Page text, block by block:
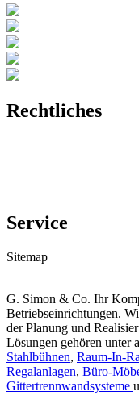
Rechtliches
Service
Sitemap
G. Simon & Co. Ihr
Betriebseinrichtungen.
der Planung und
Lösungen gehören unter
Stahlbühnen, Raum-In-
Regalanlagen, Büro-
Gittertrennwandsysteme